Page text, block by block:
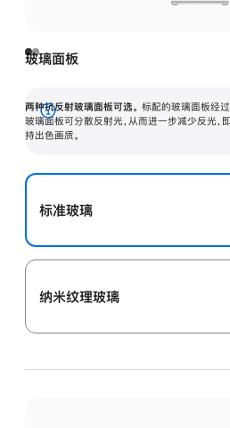
玻璃面板
两种抗反射玻璃面板可选。 标配的玻璃面板经
玻璃面板可分散反射光，从而进一步减少反光，
持出色画质。
展
开
标准玻璃
纳米纹理玻璃